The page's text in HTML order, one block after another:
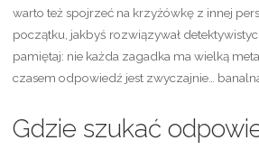
warto też spojrzeć na krzyżówkę z innej
początku, jakbyś rozwiązywał
pamiętaj: nie każda zagadka ma wielką
czasem odpowiedź jest zwyczajnie…
Gdzie szukać